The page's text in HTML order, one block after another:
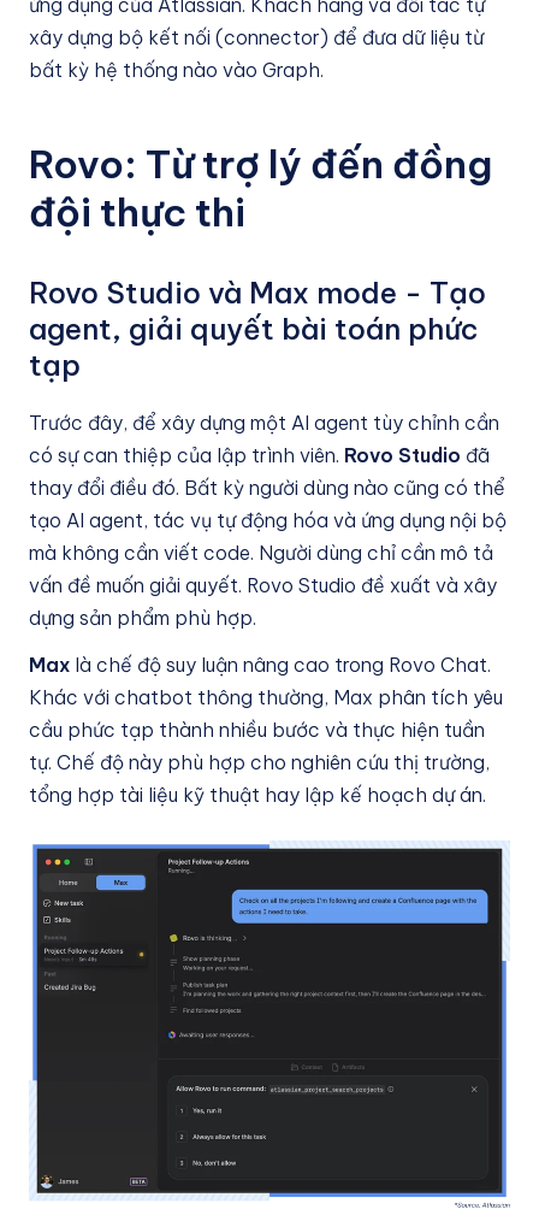
xây dựng bộ kết nối (connector) để đưa dữ liệu từ
bất kỳ hệ thống nào vào Graph.
Rovo: Từ trợ lý đến đồng
đội thực thi
Rovo Studio và Max mode - Tạo
agent, giải quyết bài toán phức
tạp
Trước đây, để xây dựng một AI agent tùy chỉnh cần
có sự can thiệp của lập trình viên. Rovo Studio đã
thay đổi điều đó. Bất kỳ người dùng nào cũng có thể
tạo AI agent, tác vụ tự động hóa và ứng dụng nội bộ
mà không cần viết code. Người dùng chỉ cần mô tả
vấn đề muốn giải quyết. Rovo Studio đề xuất và xây
dựng sản phẩm phù hợp.
Max là chế độ suy luận nâng cao trong Rovo Chat.
Khác với chatbot thông thường, Max phân tích yêu
cầu phức tạp thành nhiều bước và thực hiện tuần
tự. Chế độ này phù hợp cho nghiên cứu thị trường,
tổng hợp tài liệu kỹ thuật hay lập kế hoạch dự án.